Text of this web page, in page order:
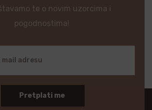
te o novim uzorcima i
pogodnostima!
Pretplati me